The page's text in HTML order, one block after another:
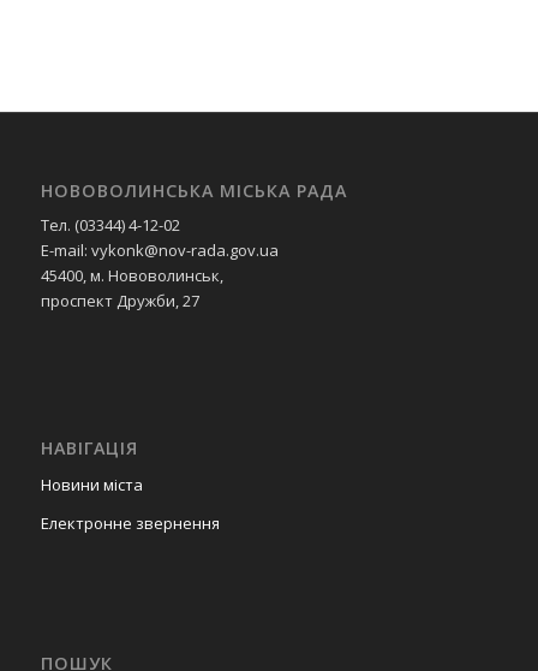
НОВОВОЛИНСЬКА МІСЬКА РАДА
Тел. (03344) 4-12-02
E-mail: vykonk@nov-rada.gov.ua
45400, м. Нововолинськ,
проспект Дружби, 27
НАВІГАЦІЯ
Новини міста
Електронне звернення
ПОШУК